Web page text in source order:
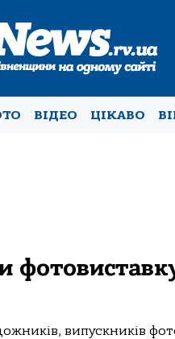
ВІДЕО ЦІКАВО
випускників